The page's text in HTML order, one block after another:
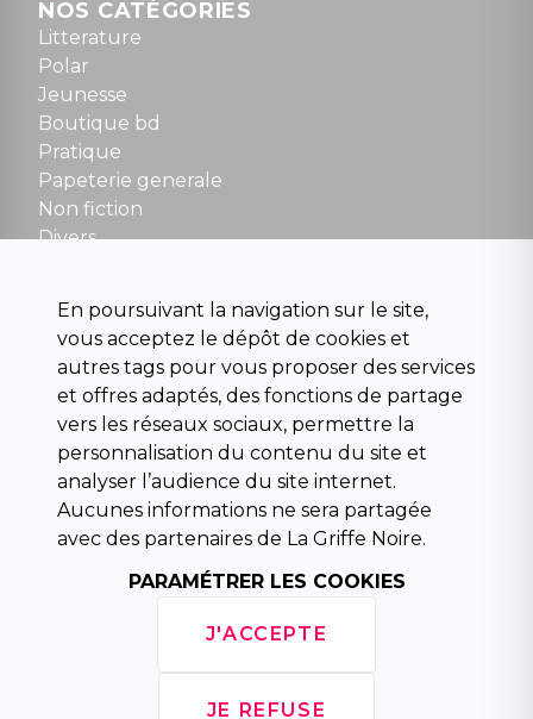
Tel : 01 48 89 13 88
Fermé le dimanche en Juillet et Août
NOUS CONTACTER
contact@la-griffe-noire.com
NOS CATÉGORIES
Litterature
Polar
Jeunesse
Boutique bd
Pratique
Papeterie generale
Non fiction
Divers
Para scolaire
Histoire
Pochoteque
Pleiade
INFORMATIONS
Droit de rétractation
Conditions générales de vente
Mentions légales
Horaires d'ouverture
En poursuivant la navigation sur le site,
vous acceptez le dépôt de cookies et
autres tags pour vous proposer des services
et offres adaptés, des fonctions de partage
vers les réseaux sociaux, permettre la
personnalisation du contenu du site et
analyser l’audience du site internet.
Aucunes informations ne sera partagée
avec des partenaires de La Griffe Noire.
PARAMÉTRER LES COOKIES
J'ACCEPTE
JE REFUSE